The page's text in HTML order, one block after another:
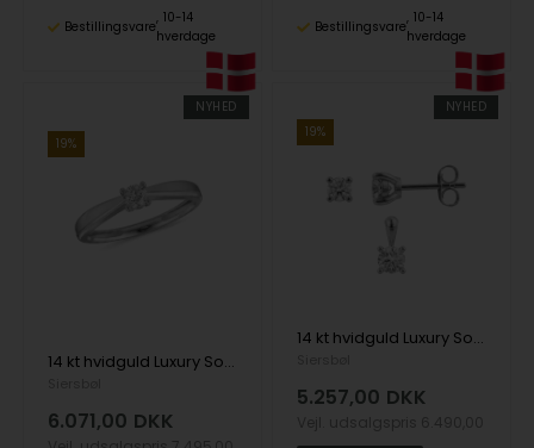
Bestillingsvare
10-14
hverdage
Bestillingsvare
10-14
hverdage
NYHED
19%
14 kt hvidguld Luxury Solitaire ring med i alt 0,25 ct Labgrown diamant Top Wesselston VS2
6.071,00 DKK
NYHED
19%
14 kt hvidguld Luxury Solitaire smykkesæt med i alt 0,50 ct Labgrown diamant Top Wesselston VS2
5.257,00 DKK